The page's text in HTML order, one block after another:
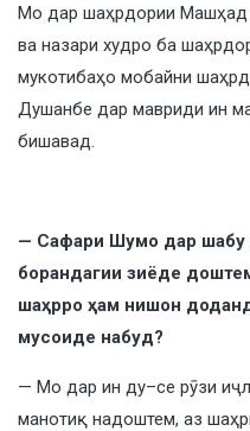
Мо дар шаҳрдории Машҳад
ва назари худро ба
мукотибаҳо мобайни
Душанбе дар мавриди ин
бишавад.
— Сафари Шумо дар шабу
борандагии зиёде
шаҳрро ҳам нишон
мусоиде набуд?
— Мо дар ин ду–се рӯзи
манотиқ надоштем, аз